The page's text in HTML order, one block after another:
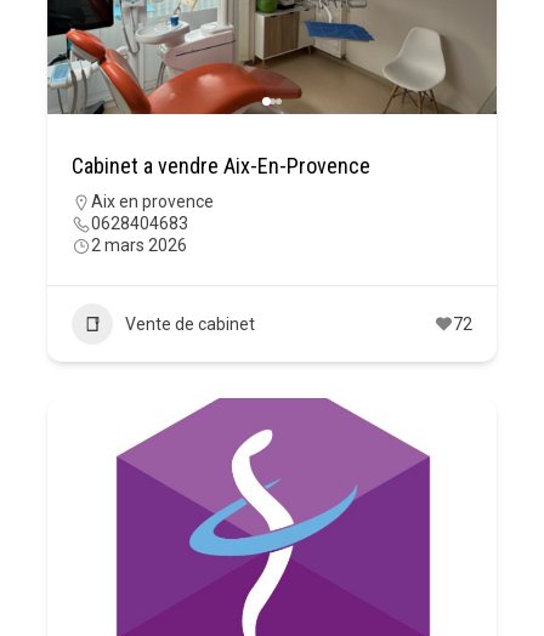
Cabinet a vendre Aix-En-Provence
Aix en provence
0628404683
2 mars 2026
Vente de cabinet 72